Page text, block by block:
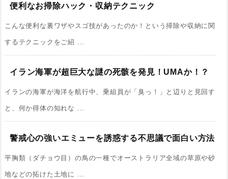
便利なお掃除ハック・収納テクニック
こんな便利な裏ワザやスゴ技があったのか！という掃除や収納に関
するテクニックをご紹 ...
イラン海軍が超巨大な謎の死骸を発見！UMAか！？
イランの海軍が海洋を航行中、乗組員が「臭っ！」と辺りと見回す
と、何か得体の知れな ...
警戒心の強いエミューを誘惑する不思議で面白い方法
平胸類（ダチョウ目）の鳥の一種でオーストラリア全域の草原や砂
地などの拓けた土地に ...